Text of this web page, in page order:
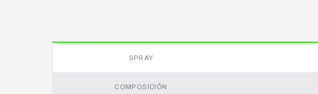
SPRAY
COMPOSICIÓN